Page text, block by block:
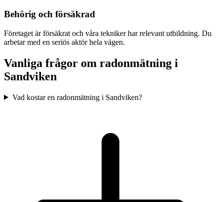
Behörig och försäkrad
Företaget är försäkrat och våra tekniker har relevant utbildning. Du
arbetar med en seriös aktör hela vägen.
Vanliga frågor om radonmätning i
Sandviken
Vad kostar en radonmätning i Sandviken?